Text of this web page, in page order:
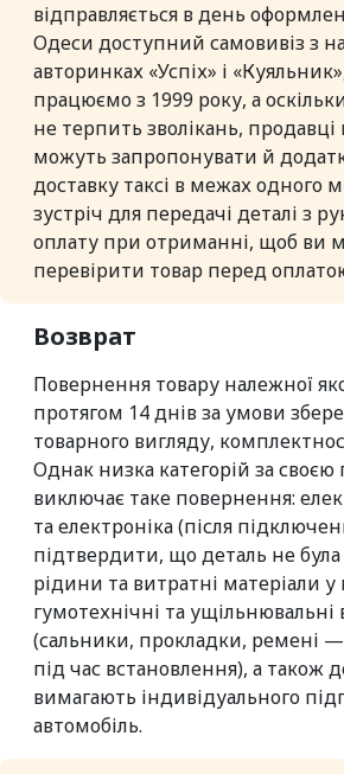
відправляється в день
Одеси доступний самовивіз з
авторинках «Успіх» і
працюємо з 1999 року, а
не терпить зволікань,
можуть запропонувати й
доставку таксі в межах одного
зустріч для передачі деталі з
оплату при отриманні, щоб ви
перевірити товар перед
Возврат
Повернення товару належної
протягом 14 днів за умови
товарного вигляду,
Однак низка категорій за
виключає таке повернення:
та електроніка (після
підтвердити, що деталь не була
рідини та витратні матеріали у
гумотехнічні та ущільнювальні
(сальники, прокладки, ремені
під час встановлення), а також
вимагають індивідуального
автомобіль.